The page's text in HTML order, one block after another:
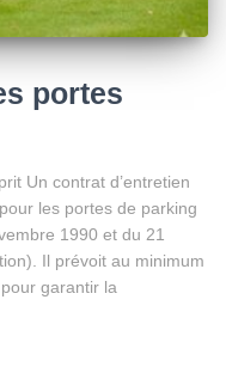
portes
Un contrat d’entretien
les portes de parking
1990 et du 21
Il prévoit au minimum
garantir la